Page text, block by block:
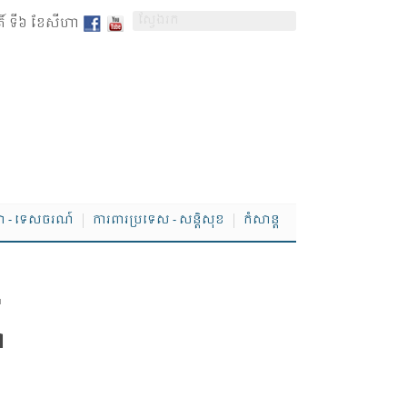
ទី៦ ខែសីហា
- ទេសចរណ៍ ការពារប្រទេស - សន្តិសុខ កំសាន្ត